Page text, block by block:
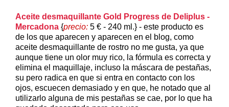
Aceite desmaquillante Gold Progress de Deliplus -
Mercadona {precio: 5 € - 240 ml.} - este producto es
de los que aparecen y aparecen en el blog, como
aceite desmaquillante de rostro no me gusta, ya que
aunque tiene un olor muy rico, la fórmula es correcta y
elimina el maquillaje, incluso la máscara de pestañas,
su pero radica en que si entra en contacto con los
ojos, escuecen demasiado y en que, he notado que al
utilizarlo alguna de mis pestañas se cae, por lo que ha